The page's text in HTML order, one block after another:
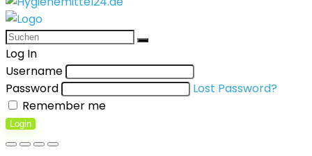
Log In
Username
Password
Lost Password?
Remember me
Login